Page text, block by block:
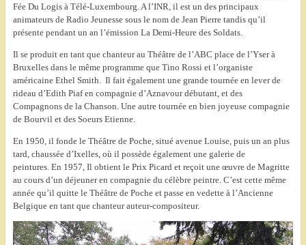
Fée Du Logis à Télé-Luxembourg. A l’INR, il est un des principaux
animateurs de Radio Jeunesse sous le nom de Jean Pierre tandis qu’il
présente pendant un an l’émission La Demi-Heure des Soldats.
Il se produit en tant que chanteur au Théâtre de l’ABC place de l’Yser à
Bruxelles dans le même programme que Tino Rossi et l’organiste
américaine Ethel Smith. Il fait également une grande tournée en lever de
rideau d’Edith Piaf en compagnie d’Aznavour débutant, et des
Compagnons de la Chanson. Une autre tournée en bien joyeuse compagnie
de Bourvil et des Soeurs Etienne.
En 1950, il fonde le Théâtre de Poche, situé avenue Louise, puis un an plus
tard, chaussée d’Ixelles, où il possède également une galerie de
peintures. En 1957, Il obtient le Prix Picard et reçoit une œuvre de Magritte
au cours d’un déjeuner en compagnie du célèbre peintre. C’est cette même
année qu’il quitte le Théâtre de Poche et passe en vedette à l’Ancienne
Belgique en tant que chanteur auteur-compositeur.